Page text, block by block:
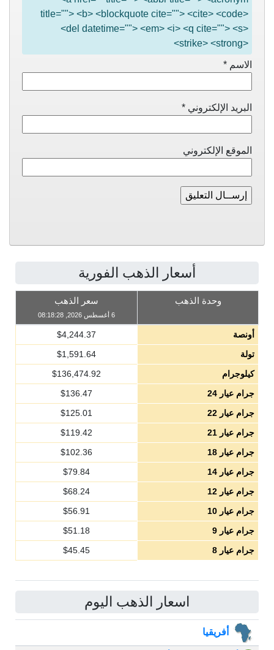
title=""> <b> <blockquote cite=""> <cite> <code>
<del datetime=""> <em> <i> <q cite=""> <s>
<strike> <strong>
الاسم *
البريد الإلكتروني *
الموقع الإلكتروني
أسعار الذهب الفورية
وحدة الذهب سعر الذهب
6 أغسطس 2026, 08:18:28
أونصة $4,244.37
تولة
$1,591.64
كيلوجرام
$136,474.92
جرام عيار 24
$136.47
جرام عيار 22
$125.01
جرام عيار 21
$119.42
جرام عيار 18
$102.36
جرام عيار 14
$79.84
جرام عيار 12
$68.24
جرام عيار 10
$56.91
جرام عيار 9
$51.18
جرام عيار 8
$45.45
اسعار الذهب اليوم
أفريقيا